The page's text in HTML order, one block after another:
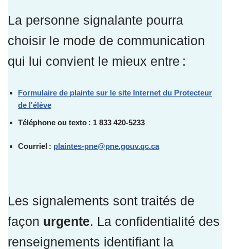
La personne signalante pourra
choisir le mode de communication
qui lui convient le mieux entre :
Formulaire de plainte sur le site Internet du Protecteur
de l'élève
Téléphone ou texto : 1 833 420-5233
Courriel : plaintes-pne@pne.gouv.qc.ca
Les signalements sont traités de
façon urgente. La confidentialité des
renseignements identifiant la